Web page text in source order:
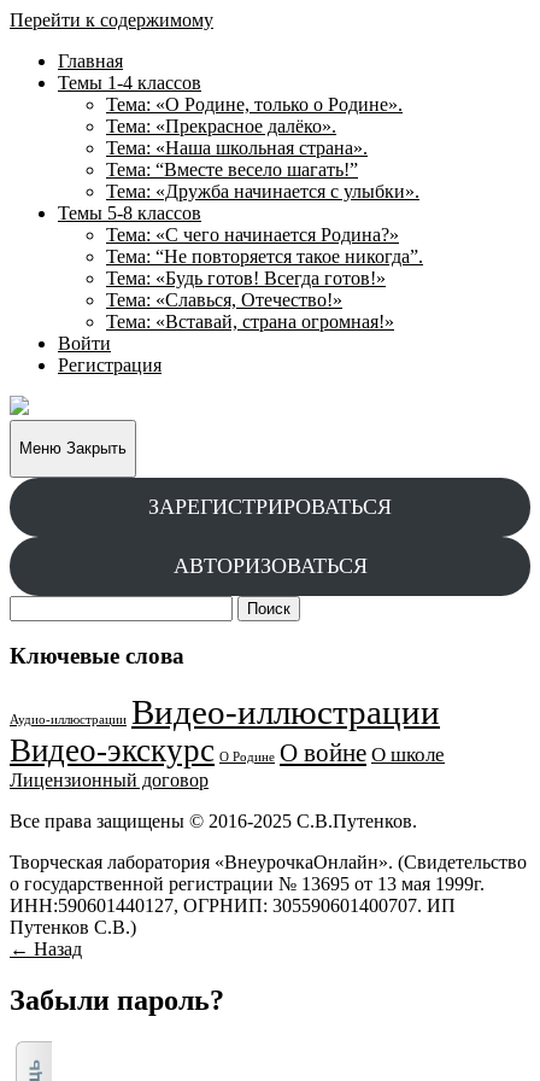
Перейти к содержимому
Главная
Темы 1-4 классов
Тема: «О Родине, только о Родине».
Тема: «Прекрасное далёко».
Тема: «Наша школьная страна».
Тема: “Вместе весело шагать!”
Тема: «Дружба начинается с улыбки».
Темы 5-8 классов
Тема: «С чего начинается Родина?»
Тема: “Не повторяется такое никогда”.
Тема: «Будь готов! Всегда готов!»
Тема: «Славься, Отечество!»
Тема: «Вставай, страна огромная!»
Войти
Регистрация
Творческие
задания
для
Меню Закрыть
ЗАРЕГИСТРИРОВАТЬСЯ
АВТОРИЗОВАТЬСЯ
Ключевые слова
Аудио-иллюстрации Видео-иллюстрации
Видео-экскурс О Родине О войне О школе
Лицензионный договор
Все права защищены © 2016-2025 С.В.Путенков.
Творческая лаборатория «ВнеурочкаОнлайн». (Свидетельство
о государственной регистрации № 13695 от 13 мая 1999г.
ИНН:590601440127, ОГРНИП: 305590601400707. ИП
Путенков С.В.)
← Назад
Забыли пароль?